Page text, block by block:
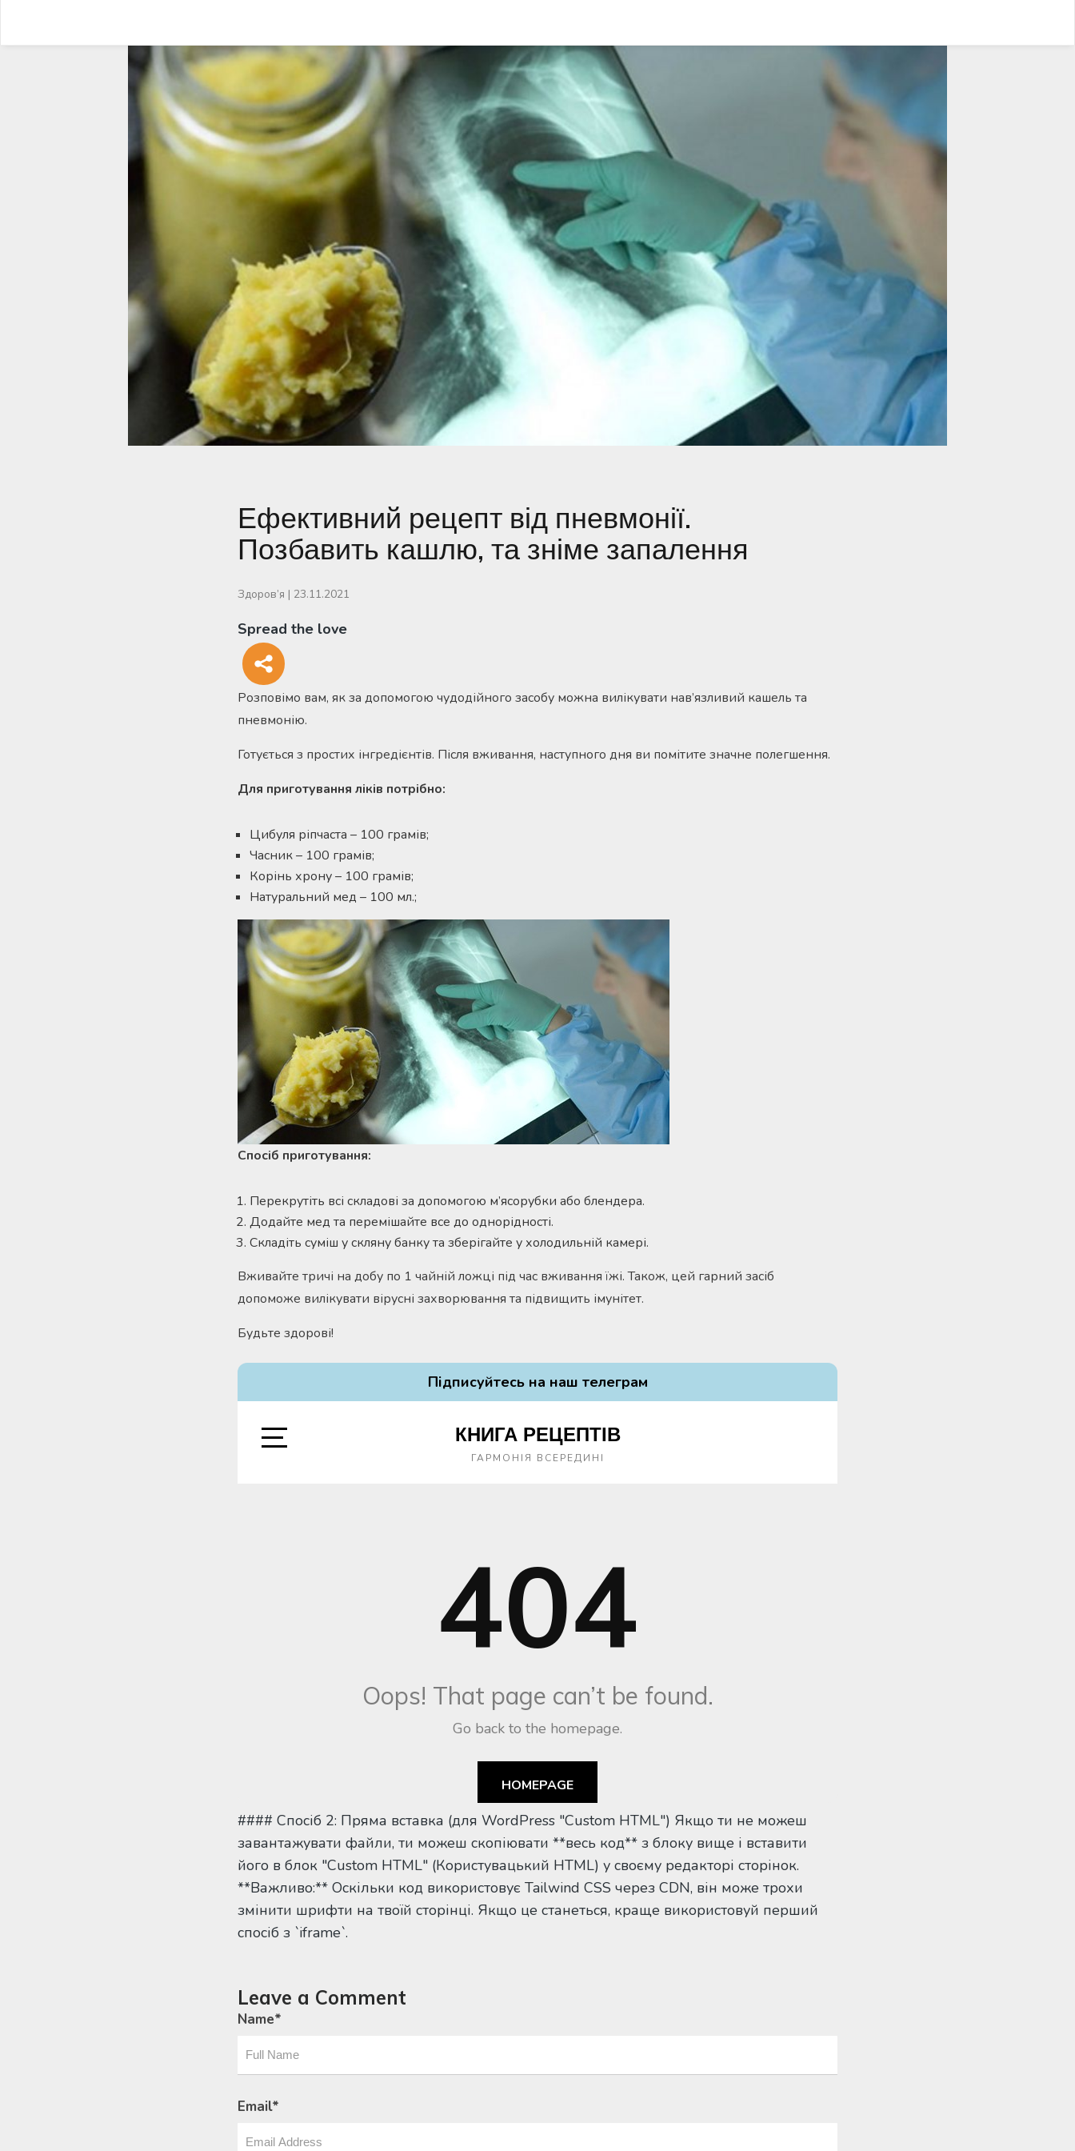
Ефективний рецепт від пневмонії.
Позбавить кашлю, та зніме запалення
Здоров’я | 23.11.2021
Spread the love
Розповімо вам, як за допомогою чудодійного засобу можна вилікувати нав’язливий кашель та
пневмонію.
Готується з простих інгредієнтів. Після вживання, наступного дня ви помітите значне полегшення.
Для приготування ліків потрібно:
Цибуля ріпчаста – 100 грамів;
Часник – 100 грамів;
Корінь хрону – 100 грамів;
Натуральний мед – 100 мл.;
Спосіб приготування:
Перекрутіть всі складові за допомогою м’ясорубки або блендера.
Додайте мед та перемішайте все до однорідності.
Складіть суміш у скляну банку та зберігайте у холодильній камері.
Вживайте тричі на добу по 1 чайній ложці під час вживання їжі. Також, цей гарний засіб
допоможе вилікувати вірусні захворювання та підвищить імунітет.
Будьте здорові!
#### Спосіб 2: Пряма вставка (для WordPress "Custom HTML") Якщо ти не можеш
завантажувати файли, ти можеш скопіювати **весь код** з блоку вище і вставити
його в блок "Custom HTML" (Користувацький HTML) у своєму редакторі сторінок.
**Важливо:** Оскільки код використовує Tailwind CSS через CDN, він може трохи
змінити шрифти на твоїй сторінці. Якщо це станеться, краще використовуй перший
спосіб з `iframe`.
Leave a Comment
Name*
Email*